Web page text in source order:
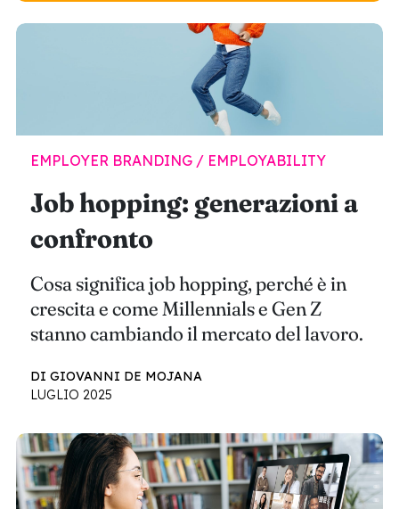
EMPLOYER BRANDING / EMPLOYABILITY
Job hopping: generazioni a
confronto
Cosa significa job hopping, perché è in
crescita e come Millennials e Gen Z
stanno cambiando il mercato del lavoro.
DI GIOVANNI DE MOJANA
LUGLIO 2025